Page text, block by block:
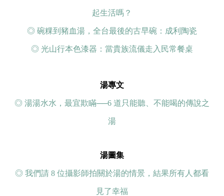
起生活嗎？
◎ 碗粿到豬血湯，全台最後的古早碗：成利陶瓷
◎ 光山行本色漆器：當貴族流儀走入民常餐桌
湯專文
◎ 湯湯水水，最宜欺瞞──6 道只能聽、不能喝的傳說之
湯
湯圖集
◎ 我們請 8 位攝影師拍關於湯的情景，結果所有人都看
見了幸福